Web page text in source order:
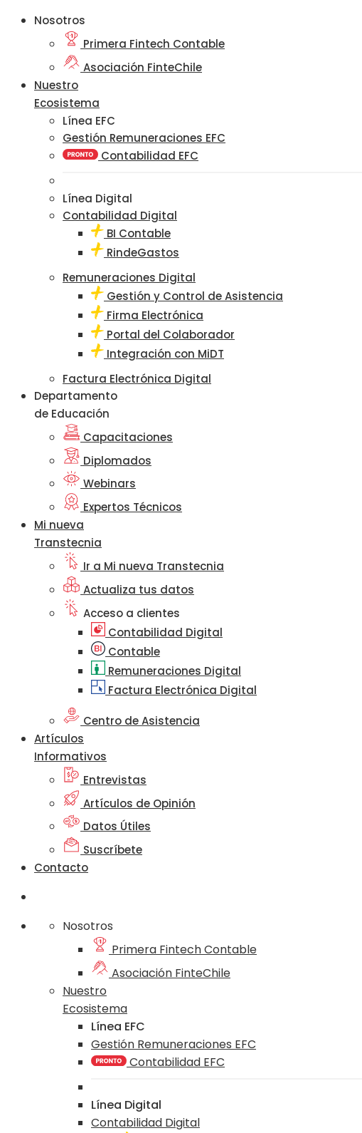
Nosotros
Primera Fintech Contable
Asociación FinteChile
Nuestro
Ecosistema
Línea EFC
Gestión Remuneraciones EFC
Contabilidad EFC
Línea Digital
Contabilidad Digital
BI Contable
RindeGastos
Remuneraciones Digital
Gestión y Control de Asistencia
Firma Electrónica
Portal del Colaborador
Integración con MiDT
Factura Electrónica Digital
Departamento
de Educación
Capacitaciones
Diplomados
Webinars
Expertos Técnicos
Mi nueva
Transtecnia
Ir a Mi nueva Transtecnia
Actualiza tus datos
Acceso a clientes
Contabilidad Digital
Contable
Remuneraciones Digital
Factura Electrónica Digital
Centro de Asistencia
Artículos
Informativos
Entrevistas
Artículos de Opinión
Datos Útiles
Suscríbete
Contacto
Nosotros
Primera Fintech Contable
Asociación FinteChile
Nuestro
Ecosistema
Línea EFC
Gestión Remuneraciones EFC
Contabilidad EFC
Línea Digital
Contabilidad Digital